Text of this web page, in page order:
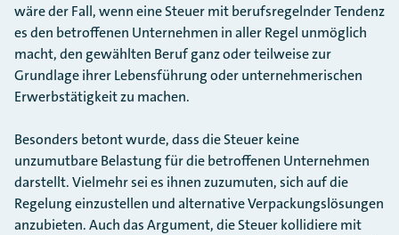
wäre der Fall, wenn eine Steuer mit berufsregelnder Tendenz
es den betroffenen Unternehmen in aller Regel unmöglich
macht, den gewählten Beruf ganz oder teilweise zur
Grundlage ihrer Lebensführung oder unternehmerischen
Erwerbstätigkeit zu machen.
Besonders betont wurde, dass die Steuer keine
unzumutbare Belastung für die betroffenen Unternehmen
darstellt. Vielmehr sei es ihnen zuzumuten, sich auf die
Regelung einzustellen und alternative Verpackungslösungen
anzubieten. Auch das Argument, die Steuer kollidiere mit